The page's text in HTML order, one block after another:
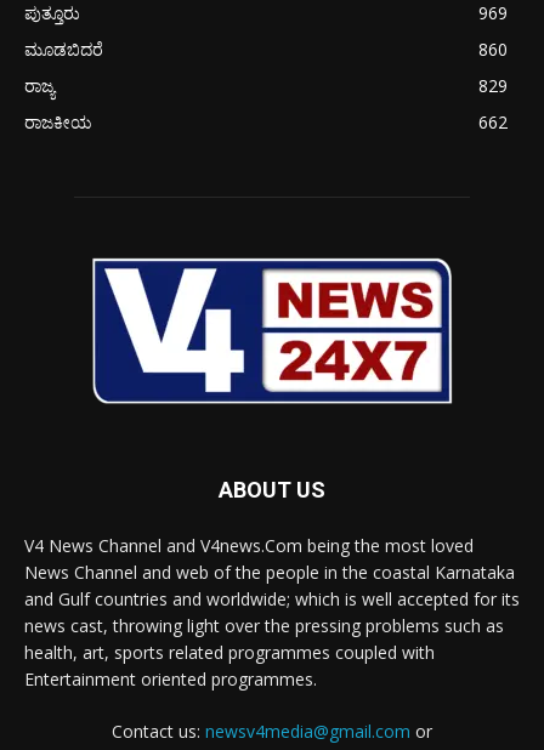
ಪುತ್ತೂರು
969
ಮೂಡಬಿದರೆ
860
ರಾಜ್ಯ
829
ರಾಜಕೀಯ
662
ABOUT US
V4 News Channel and V4news.Com being the most loved
News Channel and web of the people in the coastal Karnataka
and Gulf countries and worldwide; which is well accepted for its
news cast, throwing light over the pressing problems such as
health, art, sports related programmes coupled with
Entertainment oriented programmes.
Contact us: newsv4media@gmail.com or